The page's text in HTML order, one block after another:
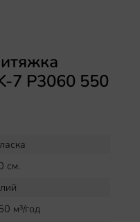
7 P3060 550
см.
м³/год